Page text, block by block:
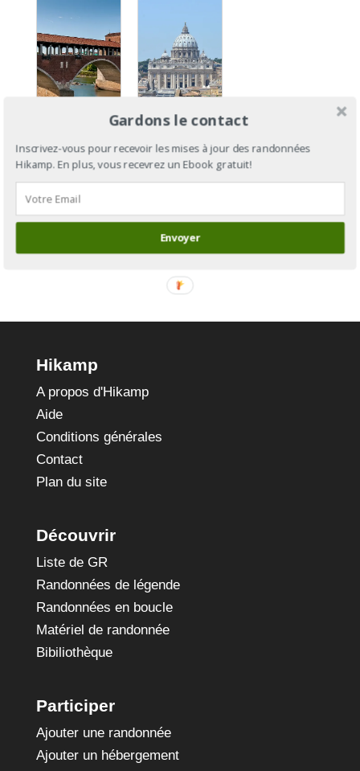
Francigena
Section 12
: de Pont-
Martin à
Plaisance
Via
Francigena
: de
Hikamp
A propos d'Hikamp
Aide
Conditions générales
Contact
Plan du site
Découvrir
Liste de GR
Randonnées de légende
Randonnées en boucle
Matériel de randonnée
Bibiliothèque
Participer
Ajouter une randonnée
Ajouter un hébergement
Gardons le contact
Inscrivez-vous pour recevoir les mises à jour des randonnées
Hikamp. En plus, vous recevrez un Ebook gratuit!
Envoyer